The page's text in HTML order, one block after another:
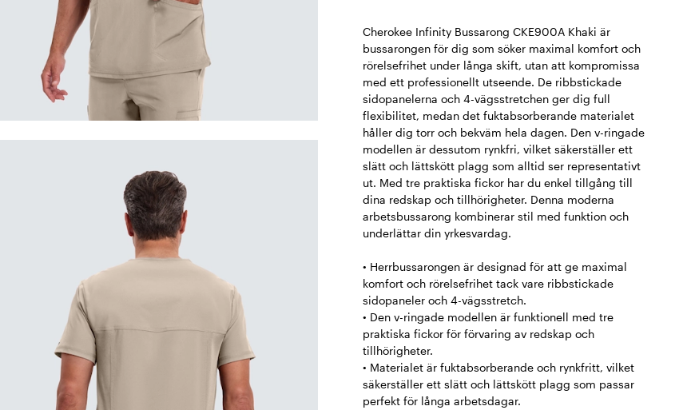
Cherokee Infinity Bussarong CKE900A Khaki är
bussarongen för dig som söker maximal komfort och
rörelsefrihet under långa skift, utan att kompromissa
med ett professionellt utseende. De ribbstickade
sidopanelerna och 4-vägsstretchen ger dig full
flexibilitet, medan det fuktabsorberande materialet
håller dig torr och bekväm hela dagen. Den v-ringade
modellen är dessutom rynkfri, vilket säkerställer ett
slätt och lättskött plagg som alltid ser representativt
ut. Med tre praktiska fickor har du enkel tillgång till
dina redskap och tillhörigheter. Denna moderna
arbetsbussarong kombinerar stil med funktion och
underlättar din yrkesvardag.
• Herrbussarongen är designad för att ge maximal
komfort och rörelsefrihet tack vare ribbstickade
sidopaneler och 4-vägsstretch.
• Den v-ringade modellen är funktionell med tre
praktiska fickor för förvaring av redskap och
tillhörigheter.
• Materialet är fuktabsorberande och rynkfritt, vilket
säkerställer ett slätt och lättskött plagg som passar
perfekt för långa arbetsdagar.